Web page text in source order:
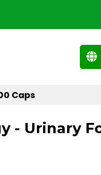
Caps
- Urinary